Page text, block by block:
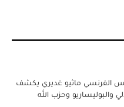
الفرنسي ماثيو غديري يكشف
والبوليساريو وحزب الله